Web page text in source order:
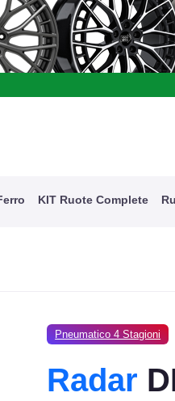
KIT Ruote Complete
Pneumatico 4 Stagioni
Radar